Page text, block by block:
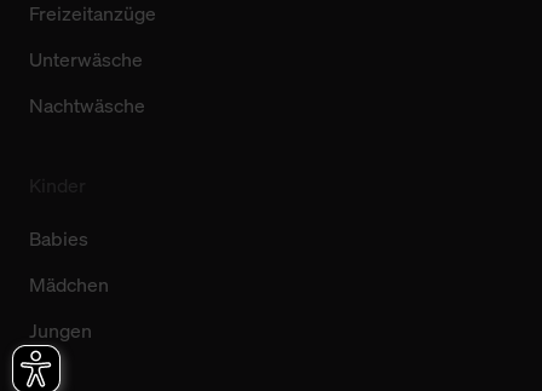
Freizeitanzüge
Unterwäsche
Nachtwäsche
Babies
Mädchen
Jungen